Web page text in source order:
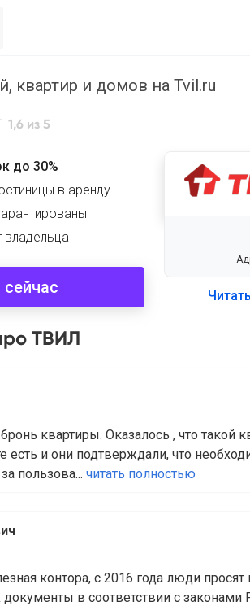
квартир и домов на Tvil.ru
1,6 из 5
до 30%
в аренду
владельца
Читать
ТВИЛ
квартиры. Оказалось , что такой
есть и они подтверждали, что
пользова... читать полностью
контора, с 2016 года люди
в соответствии с законами